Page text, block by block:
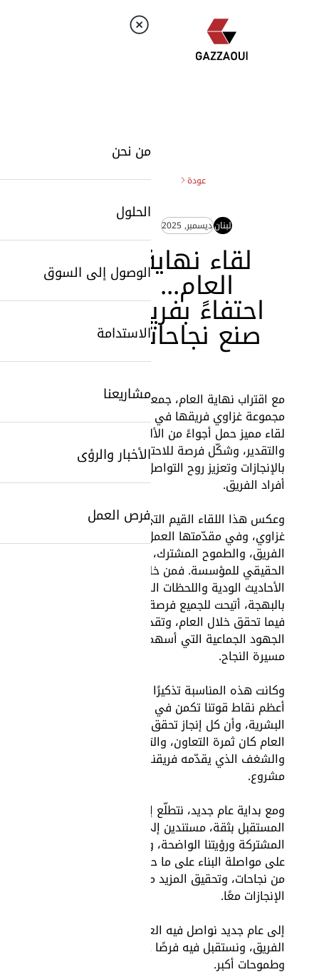
من نحن
الحلول
الوصول إلى السوق
الاستدامة
مشاريعنا
الأخبار والرؤى
فرص العمل
SearchButtonText
عودة
لبنانديسمبر, 2025
لقاء نهاية
العام...
احتفاءً بفريق
صنع نجاحاتنا
مع اقتراب نهاية العام، جمعت
مجموعة غزاوي فريقها في لبنان في
لقاء مميز حمل أجواءً من الألفة
والتقدير، وشكّل فرصة للاحتفاء
بالإنجازات وتعزيز روح التواصل بين
أفراد الفريق.
وعكس هذا اللقاء القيم التي تميّز
غزاوي، وفي مقدّمتها العمل بروح
الفريق، والطموح المشترك، والانتماء
الحقيقي للمؤسسة. فمن خلال
الأحاديث الودية واللحظات المليئة
بالبهجة، أتيحت للجميع فرصة للتأمل
فيما تحقق خلال العام، وتقدير
الجهود الجماعية التي أسهمت في
مسيرة النجاح.
وكانت هذه المناسبة تذكيرًا بأن
أعظم نقاط قوتنا تكمن في كوادرنا
البشرية، وأن كل إنجاز تحقق خلال
العام كان ثمرة التعاون، والتفاني،
والشغف الذي يقدّمه فريقنا في كل
مشروع.
ومع بداية عام جديد، نتطلّع إلى
المستقبل بثقة، مستندين إلى قيمنا
المشتركة ورؤيتنا الواضحة، وعازمين
على مواصلة البناء على ما حققناه
من نجاحات، وتحقيق المزيد من
الإنجازات معًا.
إلى عام جديد نواصل فيه العمل بروح
الفريق، ونستقبل فيه فرصًا جديدة
وطموحات أكبر.